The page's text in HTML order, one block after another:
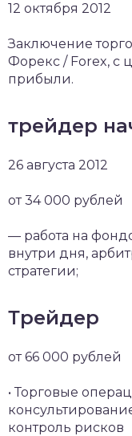
12 октября 2012
Заключение
Форекс / Forex, с
прибыли.
трейдер
26 августа 2012
от 34 000 рублей
— работа на
внутри дня,
стратегии;
Трейдер
от 66 000 рублей
• Торговые
контроль рисков